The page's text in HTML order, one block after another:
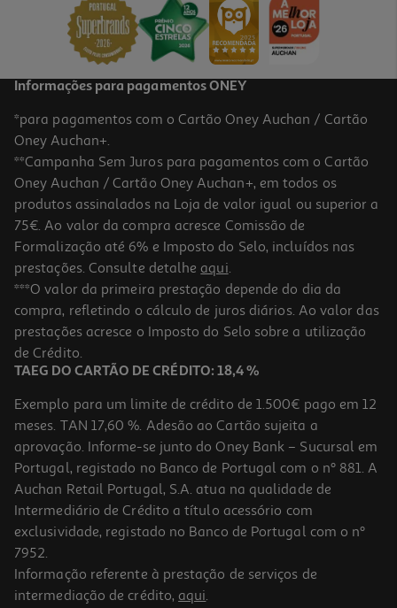
37,99 €
2.6
Rato Sem Fio Qilive 600187630 Preto
4.99 €/un
4,99 €
Cabeça Para Máquina Barbear Qilive Q.7819 Pro
Informações para pagamentos ONEY
*para pagamentos com o Cartão Oney Auchan / Cartão
Oney Auchan+.
**Campanha Sem Juros para pagamentos com o Cartão
Oney Auchan / Cartão Oney Auchan+, em todos os
produtos assinalados na Loja de valor igual ou superior a
75€. Ao valor da compra acresce Comissão de
Formalização até 6% e Imposto do Selo, incluídos nas
prestações. Consulte detalhe aqui.
***O valor da primeira prestação depende do dia da
compra, refletindo o cálculo de juros diários. Ao valor das
prestações acresce o Imposto do Selo sobre a utilização
de Crédito.
TAEG DO CARTÃO DE CRÉDITO: 18,4 %
Exemplo para um limite de crédito de 1.500€ pago em 12
meses. TAN 17,60 %. Adesão ao Cartão sujeita a
aprovação. Informe-se junto do Oney Bank – Sucursal em
Portugal, registado no Banco de Portugal com o nº 881. A
Auchan Retail Portugal, S.A. atua na qualidade de
Intermediário de Crédito a título acessório com
exclusividade, registado no Banco de Portugal com o nº
7952.
Informação referente à prestação de serviços de
intermediação de crédito, aqui.